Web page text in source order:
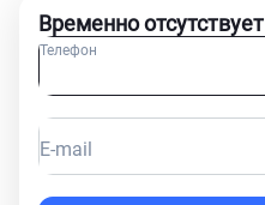
Временно отсутствует
Телефон
E-mail